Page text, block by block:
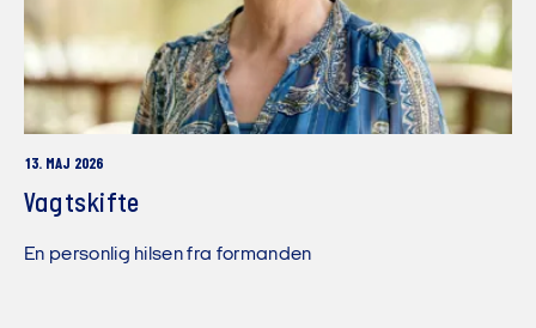
13. MAJ 2026
Vagtskifte
En personlig hilsen fra formanden